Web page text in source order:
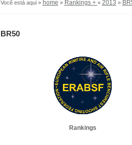
Você está aqui » home » Rankings + » 2013 »
BR50
Rankings